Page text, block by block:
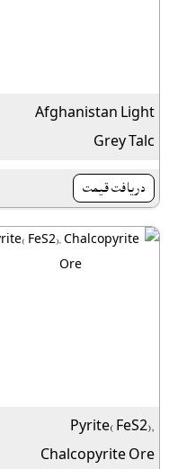
Afghanistan Light
Grey Talc
دريافت قيمت
Pyrite( FeS2),
Chalcopyrite Ore